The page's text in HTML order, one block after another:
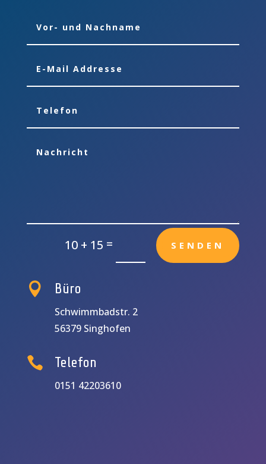
10 + 15 = SENDEN
 Büro
Schwimmbadstr. 2
56379 Singhofen
 Telefon
0151 42203610